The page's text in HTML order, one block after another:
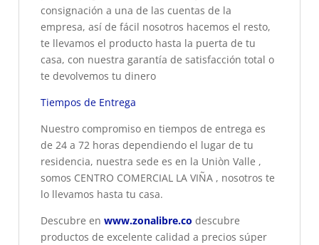
consignación a una de las cuentas de la
empresa, así de fácil nosotros hacemos el resto,
te llevamos el producto hasta la puerta de tu
casa, con nuestra garantía de satisfacción total o
te devolvemos tu dinero
Tiempos de Entrega
Nuestro compromiso en tiempos de entrega es
de 24 a 72 horas dependiendo el lugar de tu
residencia, nuestra sede es en la Uniòn Valle ,
somos CENTRO COMERCIAL LA VIÑA , nosotros te
lo llevamos hasta tu casa.
Descubre en www.zonalibre.co descubre
productos de excelente calidad a precios súper